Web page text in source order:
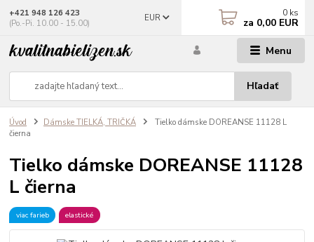
Menu
EUR
Hľadať
+421 948 126 423
(Po.-Pi. 10.00 - 15.00)
0 ks
za 0,00 EUR
Úvod Dámske TIELKÁ, TRIČKÁ
Tielko dámske DOREANSE 11128 L
čierna
Tielko dámske DOREANSE 11128
L čierna
viac farieb elastické